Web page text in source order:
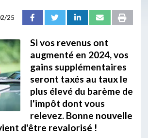
25
Si vos revenus ont
augmenté en 2024, vos
gains supplémentaires
seront taxés au taux le
plus élevé du barème de
l'impôt dont vous
relevez. Bonne nouvelle
d'être revalorisé !